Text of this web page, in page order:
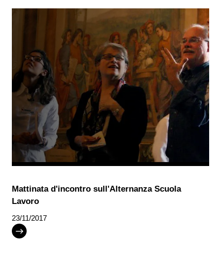
Mattinata d'incontro sull'Alternanza Scuola
Lavoro
23/11/2017